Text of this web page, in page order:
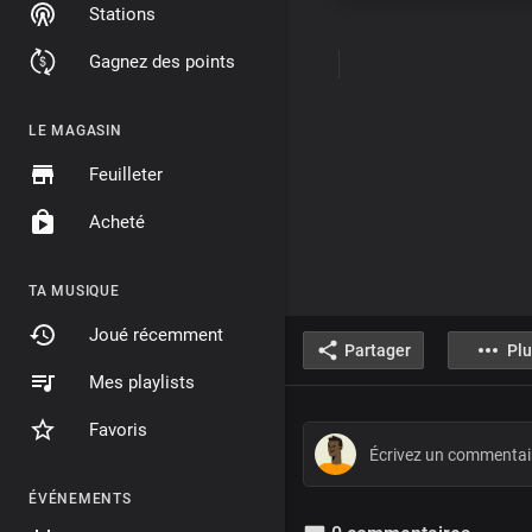
Stations
Gagnez des points
LE MAGASIN
Feuilleter
Acheté
TA MUSIQUE
Joué récemment
Mes playlists
Favoris
ÉVÉNEMENTS
Partager